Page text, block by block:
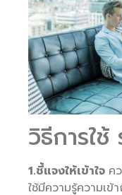
วิธีการใ
1.ชี้แจงให้เข้าใจ ค
ใช้มีความรู้ความเข้